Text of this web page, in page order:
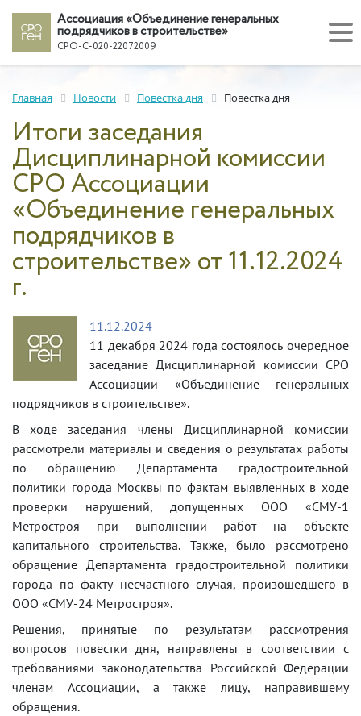
Ассоциация «Объединение генеральных
подрядчиков в строительстве»
СРО-С-020-22072009
Главная Новости Повестка дня Повестка дня
Итоги заседания
Дисциплинарной комиссии
СРО Ассоциации
«Объединение генеральных
подрядчиков в
строительстве» от 11.12.2024
г.
11.12.2024
11 декабря 2024 года состоялось очередное
заседание Дисциплинарной комиссии СРО
Ассоциации «Объединение генеральных
подрядчиков в строительстве».
В ходе заседания члены Дисциплинарной комиссии
рассмотрели материалы и сведения о результатах работы
по обращению Департамента градостроительной
политики города Москвы по фактам выявленных в ходе
проверки нарушений, допущенных ООО «СМУ-1
Метростроя при выполнении работ на объекте
капитального строительства. Также, было рассмотрено
обращение Департамента градостроительной политики
города по факту несчастного случая, произошедшего в
ООО «СМУ-24 Метростроя».
Решения, принятые по результатам рассмотрения
вопросов повестки дня, направлены в соответствии с
требованиями законодательства Российской Федерации
членам Ассоциации, а также лицу, направившему
обращения.